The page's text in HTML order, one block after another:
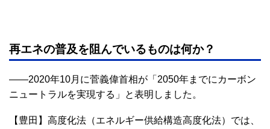
再エネの普及を阻んでいるものは何か？
――2020年10月に菅義偉首相が「2050年までにカーボン
ニュートラルを実現する」と表明しました。
【豊田】高度化法（エネルギー供給構造高度化法）では、